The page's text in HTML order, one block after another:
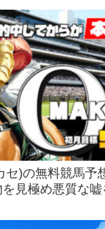
セ)の無料競馬予
見極め悪質な嘘